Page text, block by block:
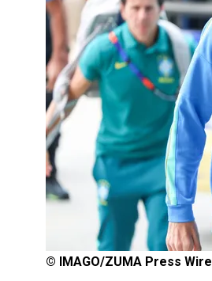
© IMAGO/ZUMA Press Wire